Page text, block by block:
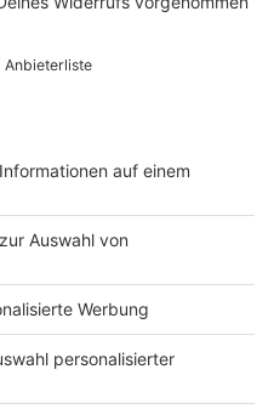
zufolge schon
Stück Käse einen
Brüche,
Verletzungen sind
Am letzten Montag
statt.Der schnellste
erhält anschließend das
als Hauptgewinn. 2023
Irving aus Kanada, die
Zeit bewusstlos
es das aber wert. Na,